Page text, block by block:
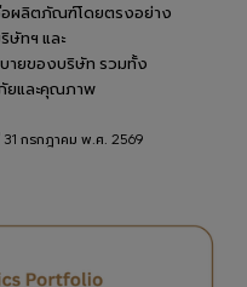
ผลิตภัณฑ์โดยตรงอย่าง
ษัทฯ และ
ายของบริษัท รวมทั้ง
ยและคุณภาพ
กรกฎาคม พ.ศ. 2569